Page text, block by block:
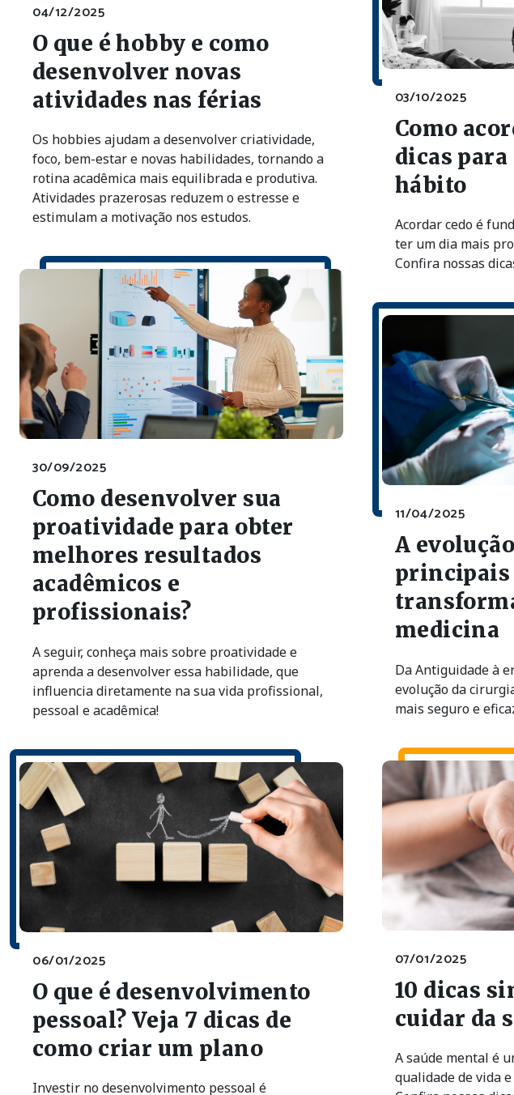
04/12/2025
O que é hobby e como
desenvolver novas
atividades nas férias
Os hobbies ajudam a desenvolver criatividade,
foco, bem-estar e novas habilidades, tornando a
rotina acadêmica mais equilibrada e produtiva.
Atividades prazerosas reduzem o estresse e
estimulam a motivação nos estudos.
03/10/2025
Como
dicas
hábito
Acordar cedo é
ter um dia mais
Confira nossas
30/09/2025
Como desenvolver sua
proatividade para obter
melhores resultados
acadêmicos e
profissionais?
A seguir, conheça mais sobre proatividade e
aprenda a desenvolver essa habilidade, que
influencia diretamente na sua vida profissional,
pessoal e acadêmica!
11/04/2025
A
principais
medicina
Da Antiguidade à
evolução da
mais seguro e
07/01/2025
10 dicas
cuidar da
A saúde mental é
qualidade de vida
06/01/2025
O que é desenvolvimento
pessoal? Veja 7 dicas de
como criar um plano
Investir no desenvolvimento pessoal é